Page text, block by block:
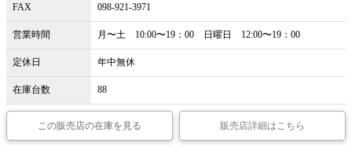
FAX 098-921-3971
営業時間 月〜土 10:00〜19：00 日曜日 12:00〜19：00
定休日 年中無休
在庫台数 88
この販売店の在庫を見る 販売店詳細はこちら